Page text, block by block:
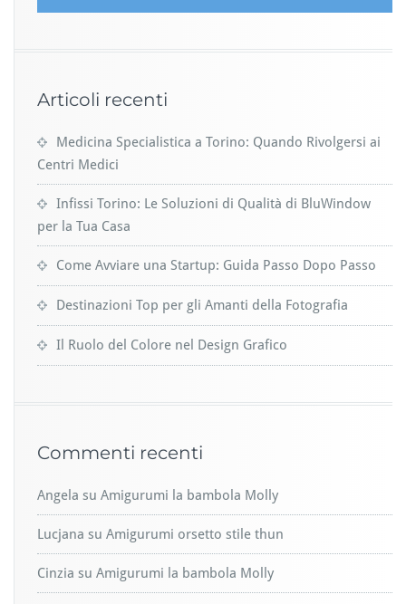
Articoli recenti
Medicina Specialistica a Torino: Quando Rivolgersi ai
Centri Medici
Infissi Torino: Le Soluzioni di Qualità di BluWindow
per la Tua Casa
Come Avviare una Startup: Guida Passo Dopo Passo
Destinazioni Top per gli Amanti della Fotografia
Il Ruolo del Colore nel Design Grafico
Commenti recenti
Angela su Amigurumi la bambola Molly
Lucjana su Amigurumi orsetto stile thun
Cinzia su Amigurumi la bambola Molly